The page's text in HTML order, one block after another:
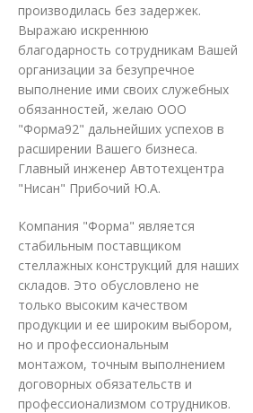
производилась без задержек.
Выражаю искреннюю
благодарность сотрудникам Вашей
организации за безупречное
выполнение ими своих служебных
обязанностей, желаю ООО
"Форма92" дальнейших успехов в
расширении Вашего бизнеса.
Главный инженер Автотехцентра
"Нисан" Прибочий Ю.А.
Компания "Форма" является
стабильным поставщиком
стеллажных конструкций для наших
складов. Это обусловлено не
только высоким качеством
продукции и ее широким выбором,
но и профессиональным
монтажом, точным выполнением
договорных обязательств и
профессионализмом сотрудников.